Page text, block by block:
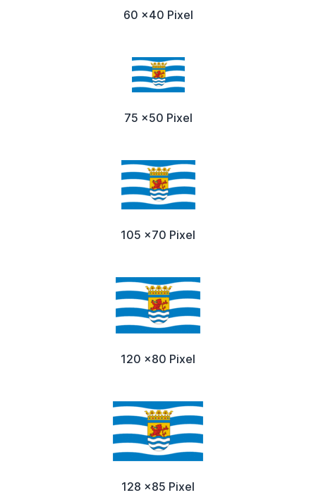
60 x40 Pixel
75 x50 Pixel
105 x70 Pixel
120 x80 Pixel
128 x85 Pixel